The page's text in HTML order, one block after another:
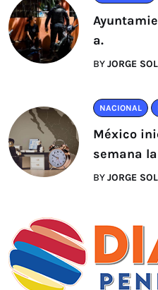
a.
BYJORGE
NACIONAL
México
semana
BYJORGE